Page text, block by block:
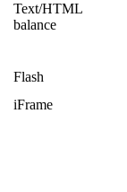
Text/HTML
balance
Flash
iFrame